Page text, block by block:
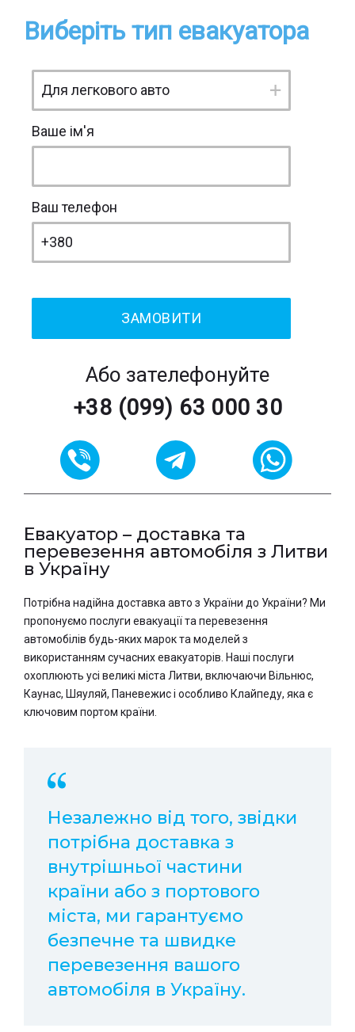
Виберіть тип евакуатора
Ваше ім'я
Ваш телефон
Або зателефонуйте
+38 (099) 63 000 30
Евакуатор – доставка та
перевезення автомобіля з Литви
в Україну
Потрібна надійна доставка авто з України до України? Ми
пропонуємо послуги евакуації та перевезення
автомобілів будь-яких марок та моделей з
використанням сучасних евакуаторів. Наші послуги
охоплюють усі великі міста Литви, включаючи Вільнюс,
Каунас, Шяуляй, Паневежис і особливо Клайпеду, яка є
ключовим портом країни.
Незалежно від того, звідки
потрібна доставка з
внутрішньої частини
країни або з портового
міста, ми гарантуємо
безпечне та швидке
перевезення вашого
автомобіля в Україну.